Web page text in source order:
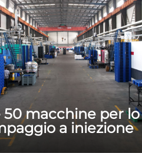
macchine per lo
a iniezione